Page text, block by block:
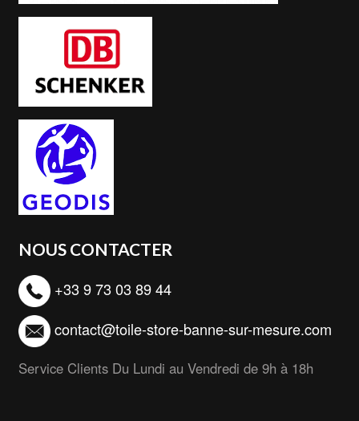
NOUS CONTACTER
+33 9 73 03 89 44
contact@toile-store-banne-sur-mesure.com
Service Clients Du Lundi au Vendredi de 9h à 18h